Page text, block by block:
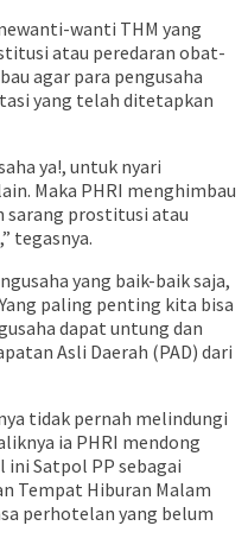
wanti THM yang
atau peredaran obat-
agar para pengusaha
yang telah ditetapkan
ya!, untuk nyari
Maka PHRI menghimbau
sarang prostitusi atau
tegasnya.
yang baik-baik saja,
paling penting kita bisa
dapat untung dan
Asli Daerah (PAD) dari
tidak pernah melindungi
ia PHRI mendong
ini Satpol PP sebagai
Tempat Hiburan Malam
perhotelan yang belum